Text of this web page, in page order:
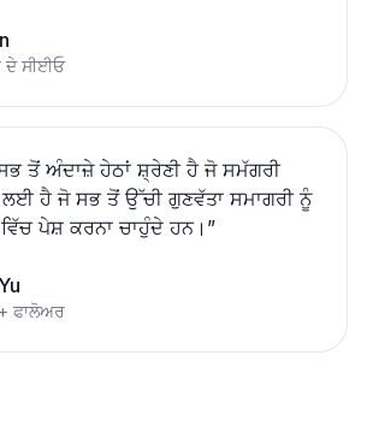
ਦੇ ਸੀਈਓ
ਤੋਂ ਅੰਦਾਜ਼ੇ ਹੇਠਾਂ ਸ਼੍ਰੇਣੀ ਹੈ ਜੋ ਸਮੱਗਰੀ
ਹੈ ਜੋ ਸਭ ਤੋਂ ਉੱਚੀ ਗੁਣਵੱਤਾ ਸਮਾਗਰੀ ਨੂੰ
ਪੇਸ਼ ਕਰਨਾ ਚਾਹੁੰਦੇ ਹਨ। ”
ਫਾਲੋਅਰ